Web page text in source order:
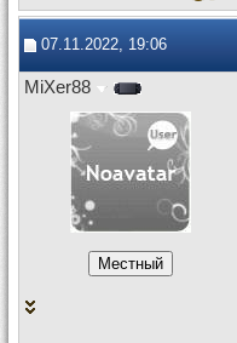
07.11.2022, 19:06
MiXer88